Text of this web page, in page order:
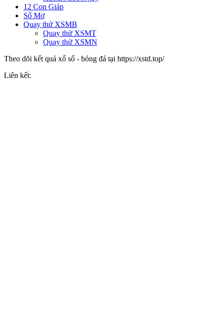
12 Con Giáp
Sổ Mơ
Quay thử XSMB
Quay thử XSMT
Quay thử XSMN
Theo dõi kết quả xổ số - bóng đá tại https://xstd.top/
Liên kết: